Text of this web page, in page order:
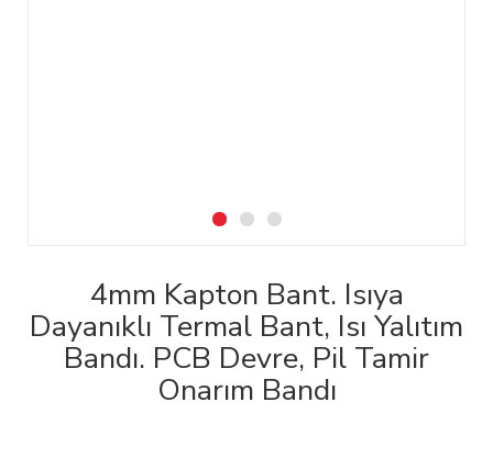
4mm Kapton Bant. Isıya
Dayanıklı Termal Bant, Isı Yalıtım
Bandı. PCB Devre, Pil Tamir
Onarım Bandı